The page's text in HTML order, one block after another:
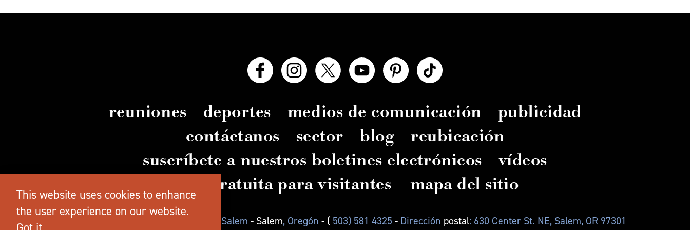
reuniones deportes medios de comunicación
publicidad
contáctanos
sector blog
reubicación
suscríbete a nuestros boletines electrónicos
vídeos
guía gratuita para visitantes
mapa del sitio
© 2026 TravelSalem.com, de Travel Salem - Salem, Oregón - ( 503) 581 4325 - Dirección postal: 630 Center St. NE, Salem, OR 97301
This website uses cookies to enhance
the user experience on our website.